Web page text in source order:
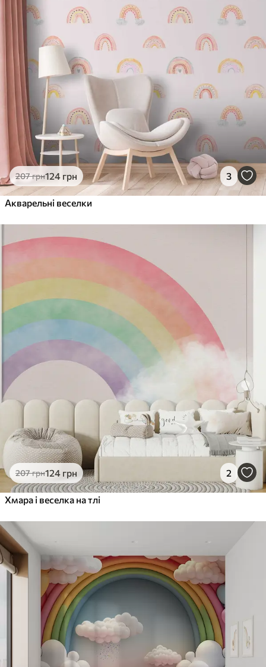
207грн124 грн 3
Акварельні веселки
207грн124 грн 2
Хмара і веселка на тлі